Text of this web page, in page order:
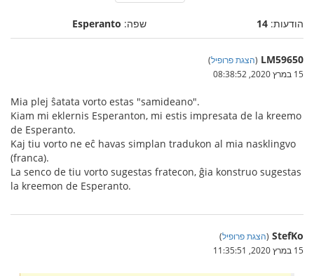
הודעות: 14 שפה: Esperanto
LM59650
(הצגת פרופיל)
15 במרץ 2020, 08:38:52
Mia plej ŝatata vorto estas "samideano".
Kiam mi eklernis Esperanton, mi estis impresata de la kreemo
de Esperanto.
Kaj tiu vorto ne eĉ havas simplan tradukon al mia nasklingvo
(franca).
La senco de tiu vorto sugestas fratecon, ĝia konstruo sugestas
la kreemon de Esperanto.
StefKo
(הצגת פרופיל)
15 במרץ 2020, 11:35:51